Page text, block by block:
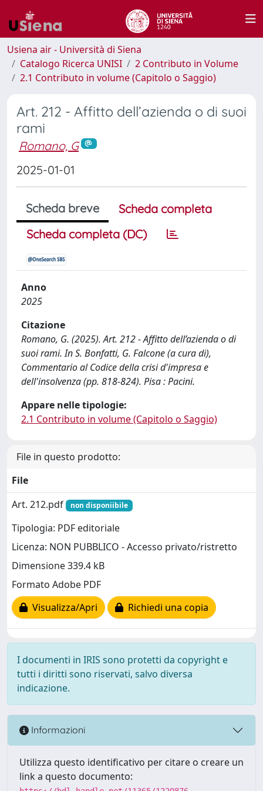
Usiena air - Università di Siena
Catalogo Ricerca UNISI
2 Contributo in Volume
2.1 Contributo in volume (Capitolo o Saggio)
Art. 212 - Affitto dell’azienda o di suoi
rami
Romano, G
2025-01-01
Scheda breve
Scheda completa
Scheda completa (DC)
Anno
2025
Citazione
Romano, G. (2025). Art. 212 - Affitto dell’azienda o di
suoi rami. In S. Bonfatti, G. Falcone (a cura di),
Commentario al Codice della crisi d'impresa e
dell'insolvenza (pp. 818-824). Pisa : Pacini.
Appare nelle tipologie:
2.1 Contributo in volume (Capitolo o Saggio)
File in questo prodotto:
File
Art. 212.pdf
non disponiibile
Tipologia: PDF editoriale
Licenza: NON PUBBLICO - Accesso privato/ristretto
Dimensione 339.4 kB
Formato Adobe PDF
Visualizza/Apri
Richiedi una copia
I documenti in IRIS sono protetti da copyright e
tutti i diritti sono riservati, salvo diversa
indicazione.
Informazioni
Utilizza questo identificativo per citare o creare un
link a questo documento: